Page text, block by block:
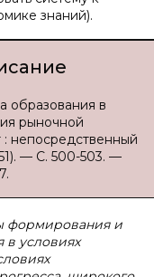
знаний).
образования в
рыночной
непосредственный
— С. 500-503. —
формирования и
в условиях